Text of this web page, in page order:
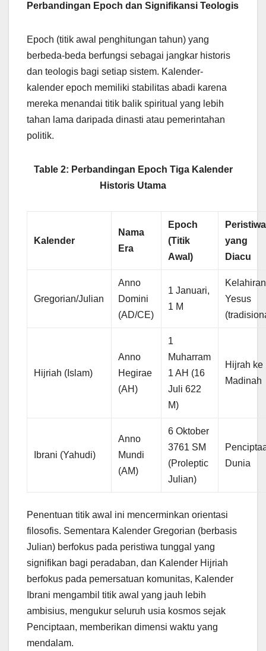
Perbandingan Epoch dan Signifikansi Teologis
Epoch (titik awal penghitungan tahun) yang
berbeda-beda berfungsi sebagai jangkar historis
dan teologis bagi setiap sistem. Kalender-
kalender epoch memiliki stabilitas abadi karena
mereka menandai titik balik spiritual yang lebih
tahan lama daripada dinasti atau pemerintahan
politik.
Table 2: Perbandingan Epoch Tiga Kalender
Historis Utama
Kalender
Nama
Era
Epoch
(Titik
Awal)
Peristiwa
yang
Diacu
Gregorian/Julian
Anno
Domini
(AD/CE)
1 Januari,
1 M
Kelahiran
Yesus
Hijriah (Islam)
Anno
Hegirae
(AH)
1
Muharram
1 AH (16
Juli 622
M)
Hijrah ke
Madinah
Ibrani (Yahudi)
Anno
Mundi
(AM)
6 Oktober
3761 SM
(Proleptic
Julian)
Dunia
Penentuan titik awal ini mencerminkan orientasi
filosofis. Sementara Kalender Gregorian (berbasis
Julian) berfokus pada peristiwa tunggal yang
signifikan bagi peradaban, dan Kalender Hijriah
berfokus pada pemersatuan komunitas, Kalender
Ibrani mengambil titik awal yang jauh lebih
ambisius, mengukur seluruh usia kosmos sejak
Penciptaan, memberikan dimensi waktu yang
mendalam.